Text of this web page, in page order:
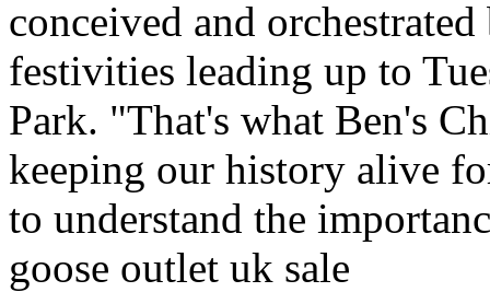
conceived and
festivities leading up to
Park. "That's what Ben's
keeping our history alive
to understand the
goose outlet uk sale